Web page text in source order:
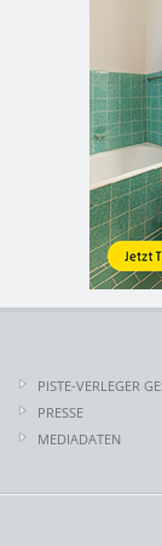
PISTE-VERLEGER
PRESSE
MEDIADATEN